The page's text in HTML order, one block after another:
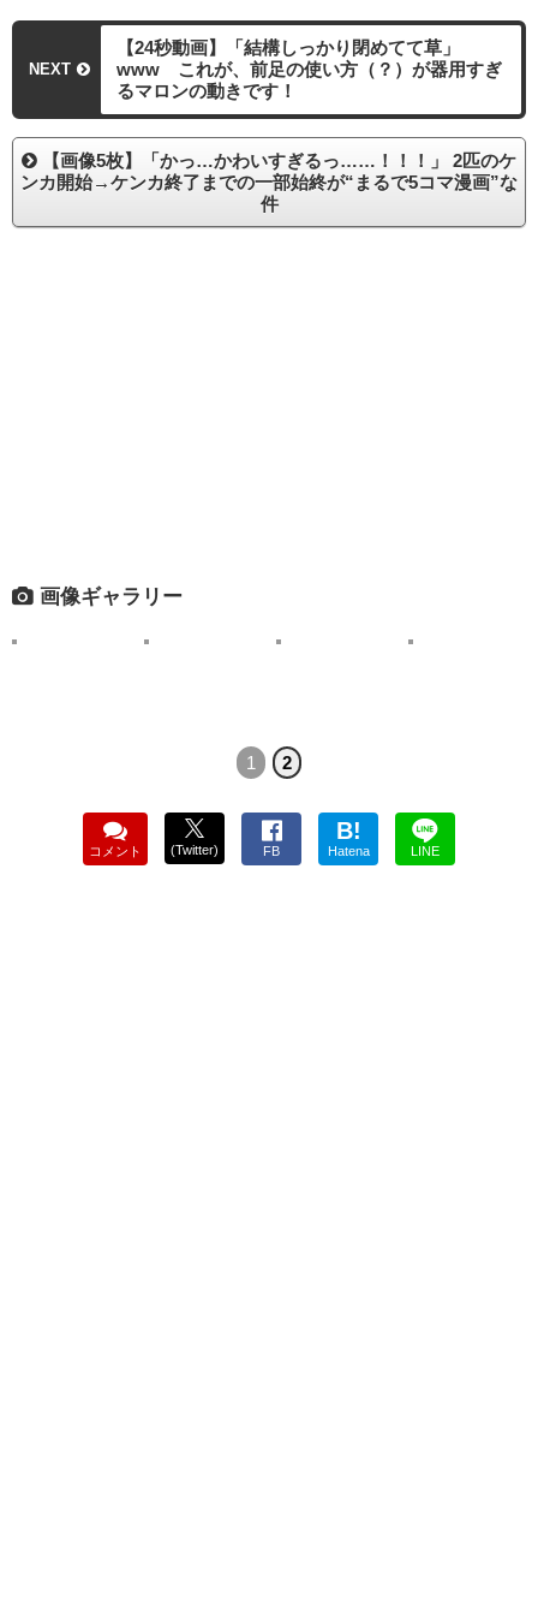
NEXT
【24秒動画】「結構しっかり閉めてて草」
www これが、前足の使い方（？）が器用すぎ
るマロンの動きです！
【画像5枚】「かっ…かわいすぎるっ……！！！」 2匹のケ
ンカ開始→ケンカ終了までの一部始終が“まるで5コマ漫画”な
件
画像ギャラリー
1 2
コメント (Twitter) FB
B!
Hatena LINE